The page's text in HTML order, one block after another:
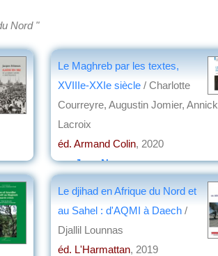
Nord "
Le Maghreb par les textes,
XVIIIe-XXIe siècle / Charlotte
Courreyre, Augustin Jomier, Annick
Lacroix
éd. Armand Colin, 2020
parJean Nemo
Le djihad en Afrique du Nord et
au Sahel : d'AQMI à Daech /
Djallil Lounnas
éd. L'Harmattan, 2019